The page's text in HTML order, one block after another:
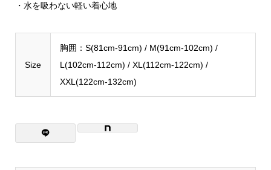
・水を吸わない軽い着心地
Size
胸囲：S(81cm-91cm) / M(91cm-102cm) /
L(102cm-112cm) / XL(112cm-122cm) /
XXL(122cm-132cm)